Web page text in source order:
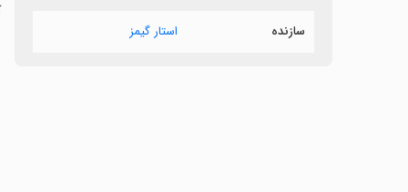
سازنده استار گیمز